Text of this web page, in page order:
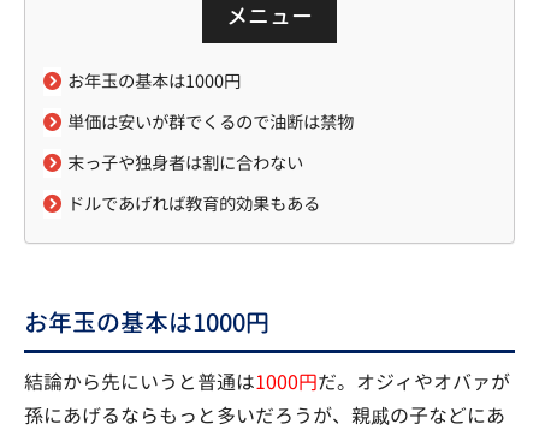
メニュー
お年玉の基本は1000円
単価は安いが群でくるので油断は禁物
末っ子や独身者は割に合わない
ドルであげれば教育的効果もある
お年玉の基本は1000円
結論から先にいうと普通は1000円だ。オジィやオバァが
孫にあげるならもっと多いだろうが、親戚の子などにあ